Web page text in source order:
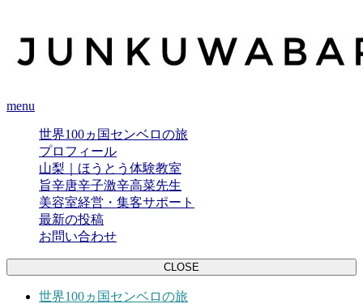
menu
世界100ヵ国センベロの旅
プロフィール
山梨｜ほうとう体験教室
旨辛唐辛子激辛高菜先生
美容室経営・集客サポート
最新の投稿
お問い合わせ
CLOSE
世界100ヵ国センベロの旅